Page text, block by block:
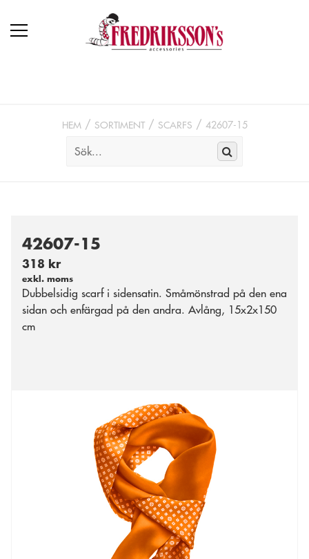
HEM SORTIMENT SCARFS 42607-15
42607-15
318 kr
exkl. moms
Dubbelsidig scarf i sidensatin. Småmönstrad på den ena
sidan och enfärgad på den andra. Avlång, 15x2x150
cm